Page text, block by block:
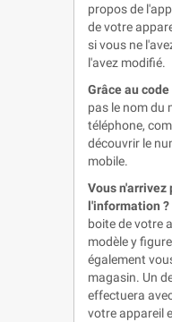
propos de
de votre
si vous ne
l'avez modifié.
Grâce au code
pas le nom du
téléphone,
découvrir le
mobile.
Vous n'arrivez
l'information ?
boite de votre
modèle y
également
magasin. Un
effectuera
votre appareil